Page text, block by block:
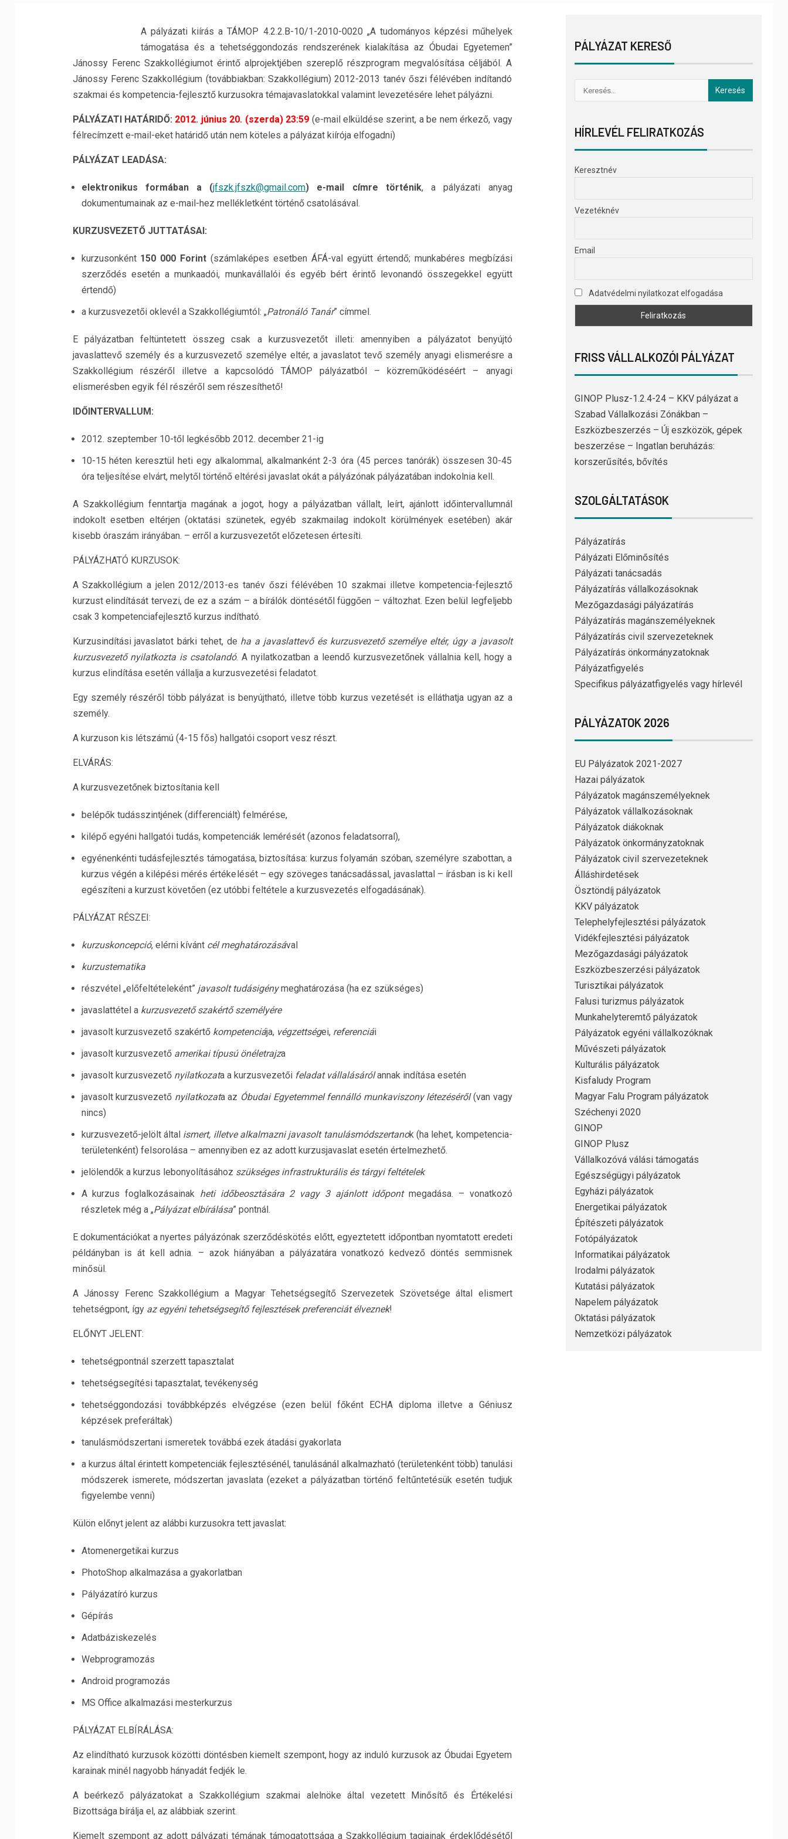
A pályázati kiírás a TÁMOP 4.2.2.B-10/1-2010-0020 „A tudományos képzési műhelyek
támogatása és a tehetséggondozás rendszerének kialakítása az Óbudai Egyetemen”
Jánossy Ferenc Szakkollégiumot érintő alprojektjében szereplő részprogram megvalósítása céljából. A
Jánossy Ferenc Szakkollégium (továbbiakban: Szakkollégium) 2012-2013 tanév őszi félévében indítandó
szakmai és kompetencia-fejlesztő kurzusokra témajavaslatokkal valamint levezetésére lehet pályázni.
PÁLYÁZATI HATÁRIDŐ: 2012. június 20. (szerda) 23:59 (e-mail elküldése szerint, a be nem érkező, vagy
félrecímzett e-mail-eket határidő után nem köteles a pályázat kiírója elfogadni)
PÁLYÁZAT LEADÁSA:
elektronikus formában a (jfszk.jfszk@gmail.com) e-mail címre történik, a pályázati anyag
dokumentumainak az e-mail-hez mellékletként történő csatolásával.
KURZUSVEZETŐ JUTTATÁSAI:
kurzusonként 150 000 Forint (számlaképes esetben ÁFÁ-val együtt értendő; munkabéres megbízási
szerződés esetén a munkaadói, munkavállalói és egyéb bért érintő levonandó összegekkel együtt
értendő)
a kurzusvezetői oklevél a Szakkollégiumtól: „Patronáló Tanár” címmel.
E pályázatban feltüntetett összeg csak a kurzusvezetőt illeti: amennyiben a pályázatot benyújtó
javaslattevő személy és a kurzusvezető személye eltér, a javaslatot tevő személy anyagi elismerésre a
Szakkollégium részéről illetve a kapcsolódó TÁMOP pályázatból – közreműködéséért – anyagi
elismerésben egyik fél részéről sem részesíthető!
IDŐINTERVALLUM:
2012. szeptember 10-től legkésőbb 2012. december 21-ig
10-15 héten keresztül heti egy alkalommal, alkalmanként 2-3 óra (45 perces tanórák) összesen 30-45
óra teljesítése elvárt, melytől történő eltérési javaslat okát a pályázónak pályázatában indokolnia kell.
A Szakkollégium fenntartja magának a jogot, hogy a pályázatban vállalt, leírt, ajánlott időintervallumnál
indokolt esetben eltérjen (oktatási szünetek, egyéb szakmailag indokolt körülmények esetében) akár
kisebb óraszám irányában. – erről a kurzusvezetőt előzetesen értesíti.
PÁLYÁZHATÓ KURZUSOK:
A Szakkollégium a jelen 2012/2013-es tanév őszi félévében 10 szakmai illetve kompetencia-fejlesztő
kurzust elindítását tervezi, de ez a szám – a bírálók döntésétől függően – változhat. Ezen belül legfeljebb
csak 3 kompetenciafejlesztő kurzus indítható.
Kurzusindítási javaslatot bárki tehet, de ha a javaslattevő és kurzusvezető személye eltér, úgy a javasolt
kurzusvezető nyilatkozta is csatolandó. A nyilatkozatban a leendő kurzusvezetőnek vállalnia kell, hogy a
kurzus elindítása esetén vállalja a kurzusvezetési feladatot.
Egy személy részéről több pályázat is benyújtható, illetve több kurzus vezetését is elláthatja ugyan az a
személy.
A kurzuson kis létszámú (4-15 fős) hallgatói csoport vesz részt.
ELVÁRÁS:
A kurzusvezetőnek biztosítania kell
belépők tudásszintjének (differenciált) felmérése,
kilépő egyéni hallgatói tudás, kompetenciák lemérését (azonos feladatsorral),
egyénenkénti tudásfejlesztés támogatása, biztosítása: kurzus folyamán szóban, személyre szabottan, a
kurzus végén a kilépési mérés értékelését – egy szöveges tanácsadással, javaslattal – írásban is ki kell
egészíteni a kurzust követően (ez utóbbi feltétele a kurzusvezetés elfogadásának).
PÁLYÁZAT RÉSZEI:
kurzuskoncepció, elérni kívánt cél meghatározásával
kurzustematika
részvétel „előfeltételeként” javasolt tudásigénymeghatározása (ha ez szükséges)
javaslattétel a kurzusvezető szakértő személyére
javasolt kurzusvezető szakértő kompetenciája, végzettségei, referenciái
javasolt kurzusvezető amerikai típusú önéletrajza
javasolt kurzusvezető nyilatkozata a kurzusvezetői feladat vállalásárólannak indítása esetén
javasolt kurzusvezető nyilatkozata az Óbudai Egyetemmel fennálló munkaviszony létezéséről(van vagy
nincs)
kurzusvezető-jelölt által ismert, illetve alkalmazni javasolt tanulásmódszertanok (ha lehet, kompetencia-
területenként) felsorolása – amennyiben ez az adott kurzusjavaslat esetén értelmezhető.
jelölendők a kurzus lebonyolításához szükséges infrastrukturális és tárgyi feltételek
A kurzus foglalkozásainak heti időbeosztására 2 vagy 3 ajánlott időpontmegadása. – vonatkozó
részletek még a „Pályázat elbírálása” pontnál.
E dokumentációkat a nyertes pályázónak szerződéskötés előtt, egyeztetett időpontban nyomtatott eredeti
példányban is át kell adnia. – azok hiányában a pályázatára vonatkozó kedvező döntés semmisnek
minősül.
A Jánossy Ferenc Szakkollégium a Magyar Tehetségsegítő Szervezetek Szövetsége által elismert
tehetségpont, így az egyéni tehetségsegítő fejlesztések preferenciát élveznek!
ELŐNYT JELENT:
tehetségpontnál szerzett tapasztalat
tehetségsegítési tapasztalat, tevékenység
tehetséggondozási továbbképzés elvégzése (ezen belül főként ECHA diploma illetve a Géniusz
képzések preferáltak)
tanulásmódszertani ismeretek továbbá ezek átadási gyakorlata
a kurzus által érintett kompetenciák fejlesztésénél, tanulásánál alkalmazható (területenként több) tanulási
módszerek ismerete, módszertan javaslata (ezeket a pályázatban történő feltűntetésük esetén tudjuk
figyelembe venni)
Külön előnyt jelent az alábbi kurzusokra tett javaslat:
Atomenergetikai kurzus
PhotoShop alkalmazása a gyakorlatban
Pályázatíró kurzus
Gépírás
Adatbáziskezelés
Webprogramozás
Android programozás
MS Office alkalmazási mesterkurzus
PÁLYÁZAT ELBÍRÁLÁSA:
Az elindítható kurzusok közötti döntésben kiemelt szempont, hogy az induló kurzusok az Óbudai Egyetem
karainak minél nagyobb hányadát fedjék le.
A beérkező pályázatokat a Szakkollégium szakmai alelnöke által vezetett Minősítő és Értékelési
Bizottsága bírálja el, az alábbiak szerint.
Kiemelt szempont az adott pályázati témának támogatottsága a Szakkollégium tagjainak érdeklődésétől
PÁLYÁZAT KERESŐ
HÍRLEVÉL FELIRATKOZÁS
Keresztnév
Vezetéknév
Email
Adatvédelmi nyilatkozat elfogadása
FRISS VÁLLALKOZÓI PÁLYÁZAT
GINOP Plusz-1.2.4-24 – KKV pályázat a
Szabad Vállalkozási Zónákban –
Eszközbeszerzés – Új eszközök, gépek
beszerzése – Ingatlan beruházás:
korszerűsítés, bővítés
SZOLGÁLTATÁSOK
Pályázatírás
Pályázati Előminősítés
Pályázati tanácsadás
Pályázatírás vállalkozásoknak
Mezőgazdasági pályázatírás
Pályázatírás magánszemélyeknek
Pályázatírás civil szervezeteknek
Pályázatírás önkormányzatoknak
Pályázatfigyelés
Specifikus pályázatfigyelés vagy hírlevél
PÁLYÁZATOK 2026
EU Pályázatok 2021-2027
Hazai pályázatok
Pályázatok magánszemélyeknek
Pályázatok vállalkozásoknak
Pályázatok diákoknak
Pályázatok önkormányzatoknak
Pályázatok civil szervezeteknek
Álláshirdetések
Ösztöndíj pályázatok
KKV pályázatok
Telephelyfejlesztési pályázatok
Vidékfejlesztési pályázatok
Mezőgazdasági pályázatok
Eszközbeszerzési pályázatok
Turisztikai pályázatok
Falusi turizmus pályázatok
Munkahelyteremtő pályázatok
Pályázatok egyéni vállalkozóknak
Művészeti pályázatok
Kulturális pályázatok
Kisfaludy Program
Magyar Falu Program pályázatok
Széchenyi 2020
GINOP
GINOP Plusz
Vállalkozóvá válási támogatás
Egészségügyi pályázatok
Egyházi pályázatok
Energetikai pályázatok
Építészeti pályázatok
Fotópályázatok
Informatikai pályázatok
Irodalmi pályázatok
Kutatási pályázatok
Napelem pályázatok
Oktatási pályázatok
Nemzetközi pályázatok